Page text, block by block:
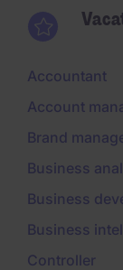
Accountant
Account
Brand
Business
Business
Business
Controller